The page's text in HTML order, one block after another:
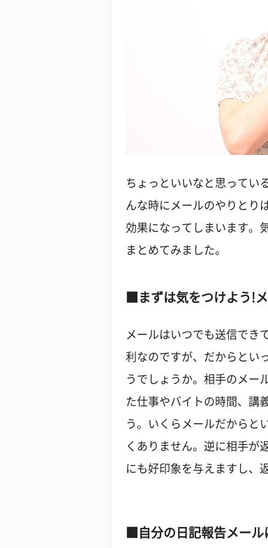
ちょっといいなと思ってい
んな時にメールのやりとり
効果になってしまいます。
まとめてみました。
■まずは気をつけよう!
メールはいつでも送信でき
利なのですが、だからとい
うでしょうか。相手のメー
た仕事やバイトの時間、講
う。いくらメールだからと
くありません。逆に相手が
にも好印象を与えますし、
■自分の日記報告メール